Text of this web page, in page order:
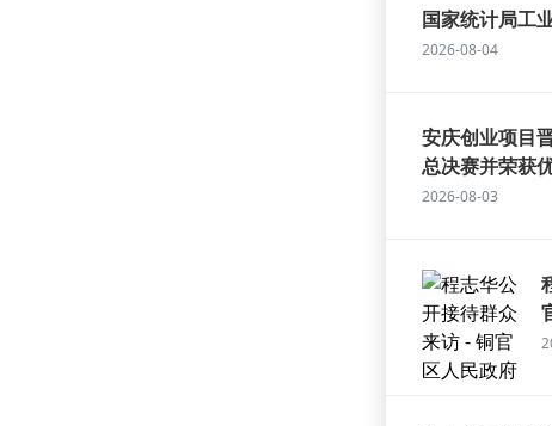
国家统计局工
2026-08-04
安庆创业项目
总决赛并荣获
2026-08-03